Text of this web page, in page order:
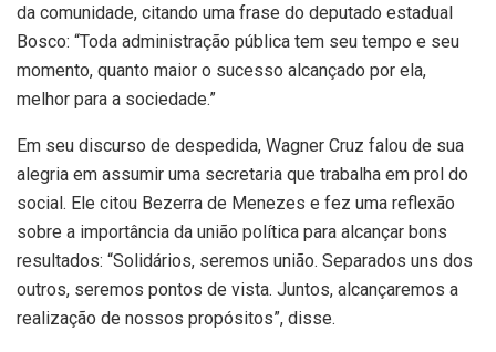
da comunidade, citando uma frase do deputado estadual
Bosco: “Toda administração pública tem seu tempo e seu
momento, quanto maior o sucesso alcançado por ela,
melhor para a sociedade.”
Em seu discurso de despedida, Wagner Cruz falou de sua
alegria em assumir uma secretaria que trabalha em prol do
social. Ele citou Bezerra de Menezes e fez uma reflexão
sobre a importância da união política para alcançar bons
resultados: “Solidários, seremos união. Separados uns dos
outros, seremos pontos de vista. Juntos, alcançaremos a
realização de nossos propósitos”, disse.